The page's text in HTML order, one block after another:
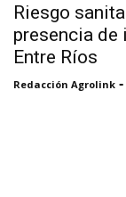
Riesgo
presencia de
Entre Ríos
Redacción Agrolink -